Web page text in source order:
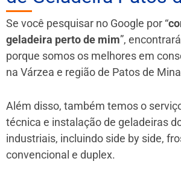
Se você pesquisar no Google por “
geladeira perto de mim”,
porque somos os melhores em
na Várzea e região de Patos de
Além disso, também temos o
técnica e instalação de geladeiras
industriais, incluindo side by side,
convencional e duplex.